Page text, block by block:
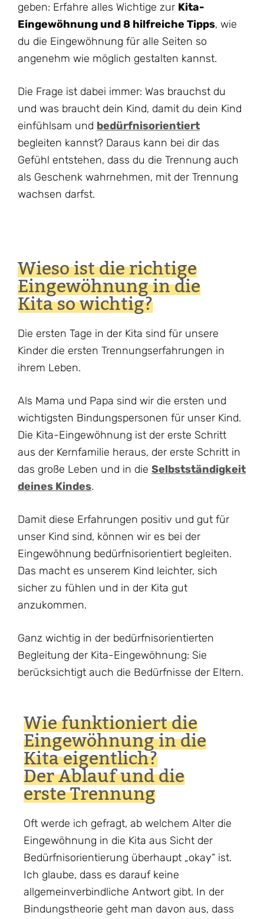
geben: Erfahre alles Wichtige zur Kita-
Eingewöhnung und 8 hilfreiche Tipps, wie
du die Eingewöhnung für alle Seiten so
angenehm wie möglich gestalten kannst.
Die Frage ist dabei immer: Was brauchst du
und was braucht dein Kind, damit du dein Kind
einfühlsam und bedürfnisorientiert
begleiten kannst? Daraus kann bei dir das
Gefühl entstehen, dass du die Trennung auch
als Geschenk wahrnehmen, mit der Trennung
wachsen darfst.
Wieso ist die richtige
Eingewöhnung in die
Kita so wichtig?
Die ersten Tage in der Kita sind für unsere
Kinder die ersten Trennungserfahrungen in
ihrem Leben.
Als Mama und Papa sind wir die ersten und
wichtigsten Bindungspersonen für unser Kind.
Die Kita-Eingewöhnung ist der erste Schritt
aus der Kernfamilie heraus, der erste Schritt in
das große Leben und in die Selbstständigkeit
deines Kindes.
Damit diese Erfahrungen positiv und gut für
unser Kind sind, können wir es bei der
Eingewöhnung bedürfnisorientiert begleiten.
Das macht es unserem Kind leichter, sich
sicher zu fühlen und in der Kita gut
anzukommen.
Ganz wichtig in der bedürfnisorientierten
Begleitung der Kita-Eingewöhnung: Sie
berücksichtigt auch die Bedürfnisse der Eltern.
Wie funktioniert die
Eingewöhnung in die
Kita eigentlich?
Der Ablauf und die
erste Trennung
Oft werde ich gefragt, ab welchem Alter die
Eingewöhnung in die Kita aus Sicht der
Bedürfnisorientierung überhaupt „okay“ ist.
Ich glaube, dass es darauf keine
allgemeinverbindliche Antwort gibt. In der
Bindungstheorie geht man davon aus, dass